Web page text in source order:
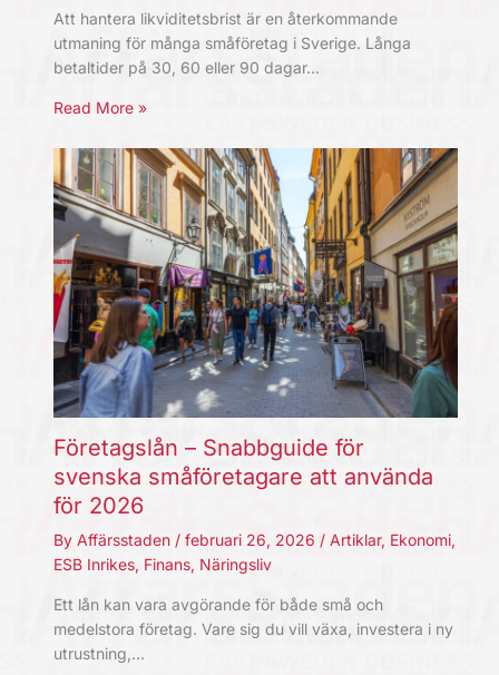
Att hantera likviditetsbrist är en återkommande
utmaning för många småföretag i Sverige. Långa
betaltider på 30, 60 eller 90 dagar…
Read More »
Företagslån – Snabbguide för
svenska småföretagare att använda
för 2026
By Affärsstaden / februari 26, 2026 / Artiklar, Ekonomi,
ESB Inrikes, Finans, Näringsliv
Ett lån kan vara avgörande för både små och
medelstora företag. Vare sig du vill växa, investera i ny
utrustning,…